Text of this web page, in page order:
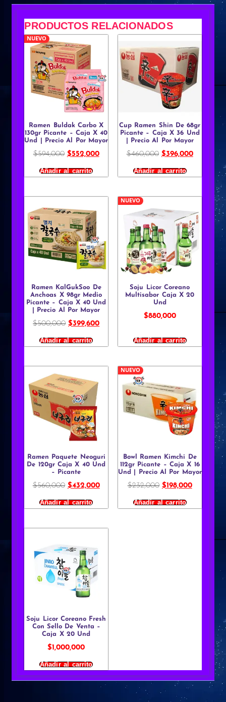
PRODUCTOS RELACIONADOS
NUEVO
Ramen Buldak Carbo X
130gr Picante – Caja X 40
Und | Precio Al Por Mayor
$594,000 $552,000
Añadir al carrito
Cup Ramen Shin De 68gr
Picante – Caja X 36 Und
| Precio Al Por Mayor
$460,000 $396,000
Añadir al carrito
Ramen KalGukSoo De
Anchoas X 98gr Medio
Picante – Caja X 40 Und
| Precio Al Por Mayor
$500,000 $399,600
Añadir al carrito
NUEVO
Soju Licor Coreano
Multisabor Caja X 20
Und
$880,000
Añadir al carrito
Ramen Paquete Neoguri
De 120gr Caja X 40 Und
– Picante
$560,000 $432,000
Añadir al carrito
NUEVO
Bowl Ramen Kimchi De
112gr Picante – Caja X 16
Und | Precio Al Por Mayor
$232,000 $198,000
Añadir al carrito
Soju Licor Coreano Fresh
Con Sello De Venta –
Caja X 20 Und
$1,000,000
Añadir al carrito